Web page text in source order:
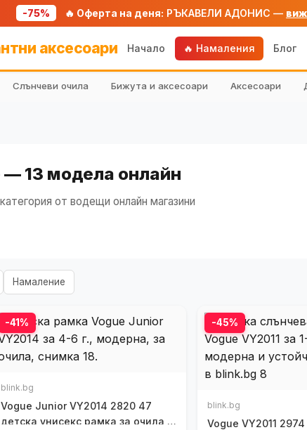
-75% 🔥 Оферта на деня: РЪКАВЕЛИ АДОНИС —
аксесоари Начало 🔥 Намаления Блог
Слънчеви очила Бижута и аксесоари Аксесоари
— 13 модела онлайн
от водещи онлайн магазини
Намаление
-41%
blink.bg
Vogue Junior VY2014 2820 47
детска унисекс рамка за очила 4
-45%
blink.bg
Vogue VY2011